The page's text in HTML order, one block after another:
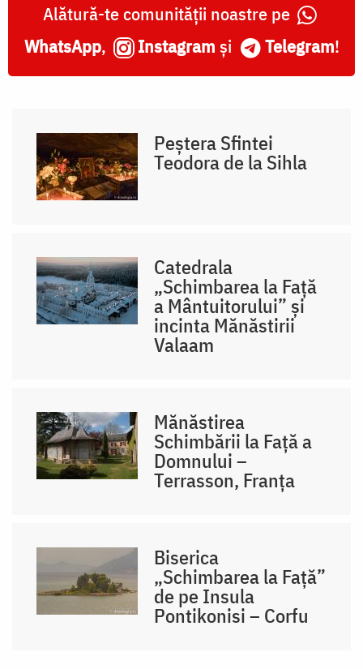
Alătură-te comunității noastre pe
WhatsApp, Instagram și Telegram!
Peștera Sfintei
Teodora de la Sihla
Catedrala
„Schimbarea la Față
a Mântuitorului” și
incinta Mănăstirii
Valaam
Mănăstirea
Schimbării la Față a
Domnului –
Terrasson, Franţa
Biserica
„Schimbarea la Față”
de pe Insula
Pontikonisi – Corfu